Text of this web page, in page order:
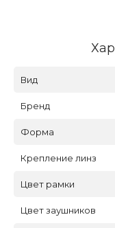
Вид
Бренд
Форма
Крепление линз
Цвет рамки
Цвет заушников